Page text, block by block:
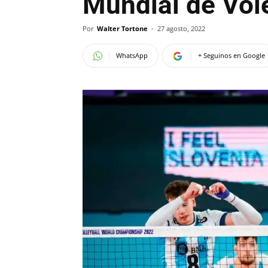
Por Walter Tortone - 27 agosto, 2022
WhatsApp + Seguinos en Google